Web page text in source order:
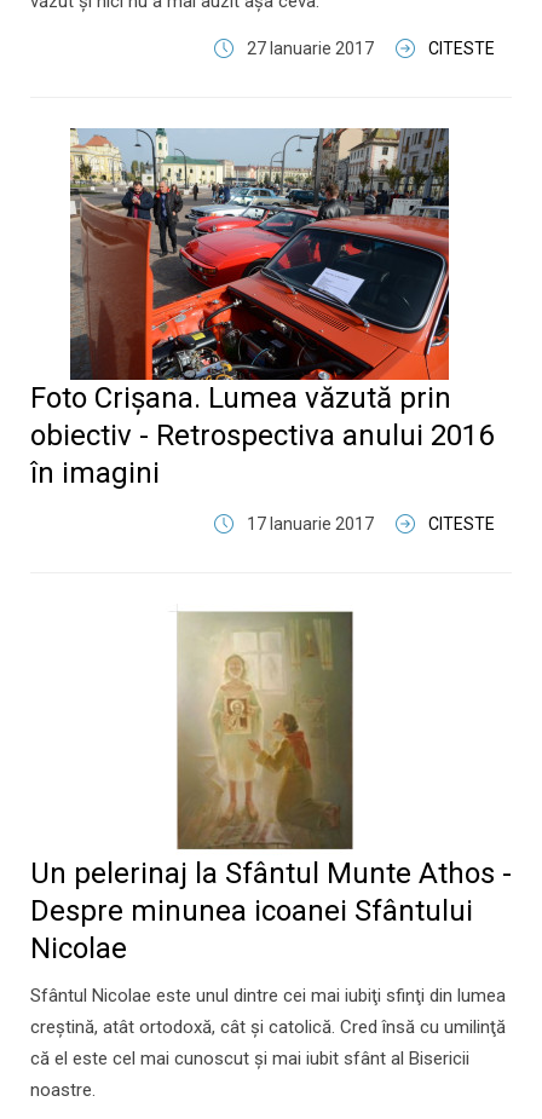
27 Ianuarie 2017 CITESTE
Foto Crişana. Lumea văzută prin
obiectiv - Retrospectiva anului 2016
în imagini
17 Ianuarie 2017 CITESTE
Un pelerinaj la Sfântul Munte Athos -
Despre minunea icoanei Sfântului
Nicolae
Sfântul Nicolae este unul dintre cei mai iubiţi sfinţi din lumea
creştină, atât ortodoxă, cât şi catolică. Cred însă cu umilinţă
că el este cel mai cunoscut şi mai iubit sfânt al Bisericii
noastre.